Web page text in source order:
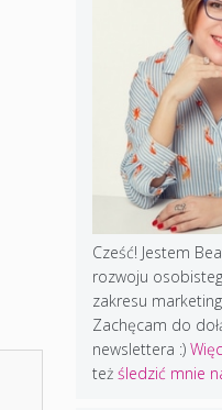
Cześć! Jestem
rozwoju
zakresu
Zachęcam do
newslettera :)
też śledzić mnie